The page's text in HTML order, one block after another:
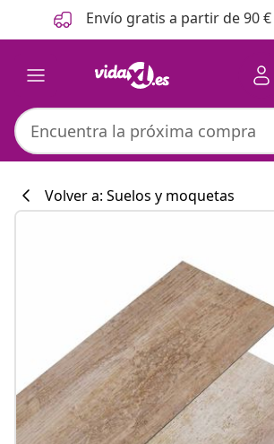
Anterior
Siguiente Envío gratis a partir de 90
#sharemevidaxl
Volver a: Suelos y moquetas